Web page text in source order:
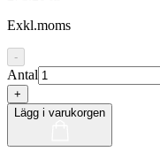
Exkl.moms
-
Antal
+
Lägg i varukorgen